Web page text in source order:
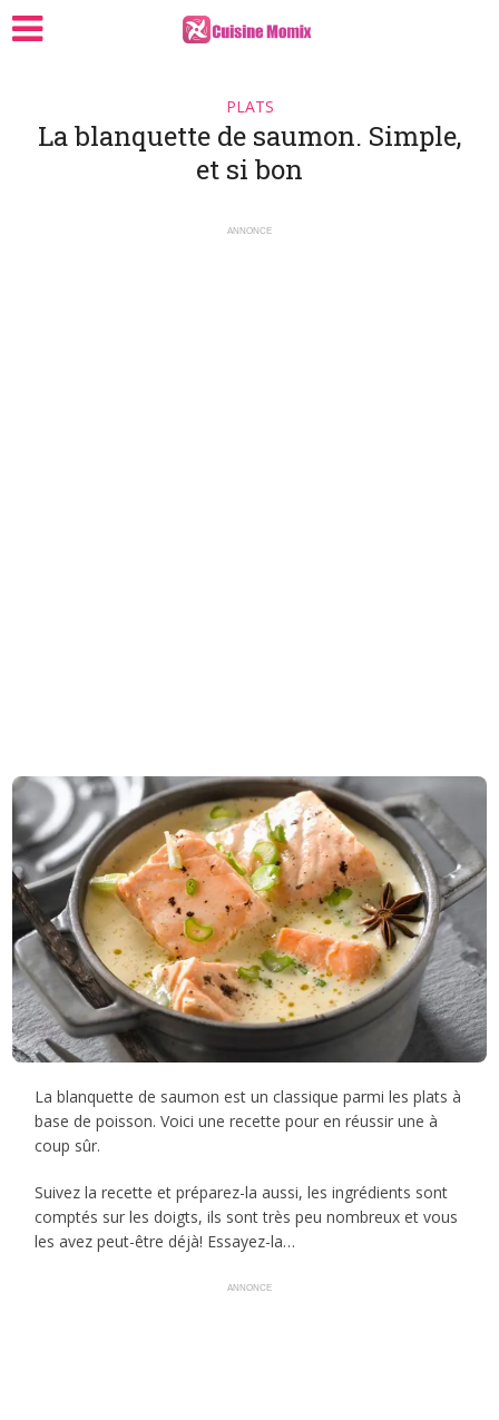
PLATS
La blanquette de saumon. Simple,
et si bon
ANNONCE
La blanquette de saumon est un classique parmi les plats à
base de poisson. Voici une recette pour en réussir une à
coup sûr.
Suivez la recette et préparez-la aussi, les ingrédients sont
comptés sur les doigts, ils sont très peu nombreux et vous
les avez peut-être déjà! Essayez-la…
ANNONCE